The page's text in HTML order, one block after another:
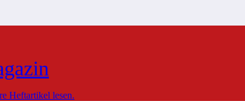
Heftartikel lesen.